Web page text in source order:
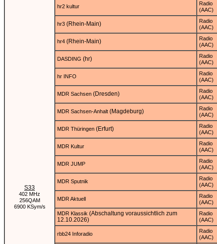
S33
402 MHz
256QAM
6900 KSym/s
hr2 kultur
Radio
(AAC)
hr3 (Rhein-Main)
Radio
(AAC)
hr4 (Rhein-Main)
Radio
(AAC)
DASDING (hr)
Radio
(AAC)
hr INFO
Radio
(AAC)
MDR Sachsen (Dresden)
Radio
(AAC)
MDR Sachsen-Anhalt (Magdeburg)
Radio
(AAC)
MDR Thüringen (Erfurt)
Radio
(AAC)
MDR Kultur
Radio
(AAC)
MDR JUMP
Radio
(AAC)
MDR Sputnik
Radio
(AAC)
MDR Aktuell
Radio
(AAC)
MDR Klassik (Abschaltung voraussichtlich zum
12.10.2026)
Radio
(AAC)
rbb24 Inforadio
Radio
(AAC)